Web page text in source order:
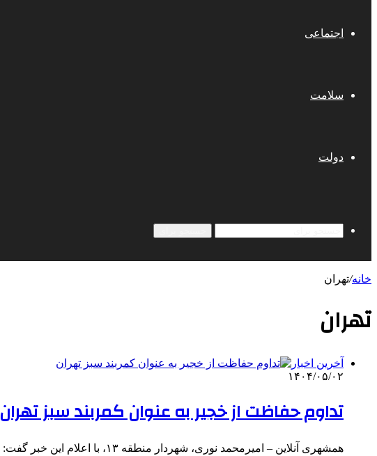
اجتماعی
سلامت
دولت
خانه/تهران
تهران
آخرین اخبار
۱۴۰۴/۰۵/۰۲
تداوم حفاظت از خجیر به عنوان کمربند سبز تهران
همشهری آنلاین – امیرمحمد نوری، شهردار منطقه ۱۳، با اعلام این خبر گفت: تفاهم‌نامه پیشین با سازمان محیط زیست در…